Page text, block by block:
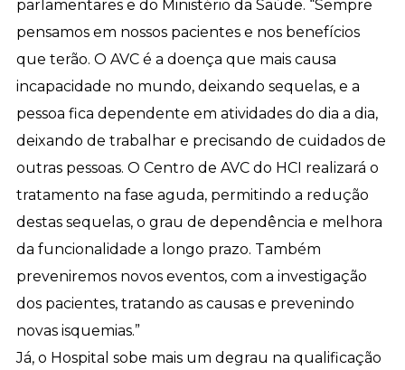
parlamentares e do Ministério da Saúde. “Sempre
pensamos em nossos pacientes e nos benefícios
que terão. O AVC é a doença que mais causa
incapacidade no mundo, deixando sequelas, e a
pessoa fica dependente em atividades do dia a dia,
deixando de trabalhar e precisando de cuidados de
outras pessoas. O Centro de AVC do HCI realizará o
tratamento na fase aguda, permitindo a redução
destas sequelas, o grau de dependência e melhora
da funcionalidade a longo prazo. Também
preveniremos novos eventos, com a investigação
dos pacientes, tratando as causas e prevenindo
novas isquemias.”
Já, o Hospital sobe mais um degrau na qualificação